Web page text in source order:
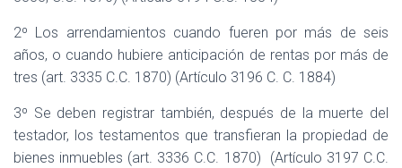
2º Los arrendamientos cuando fueren por más de seis
años, o cuando hubiere anticipación de rentas por más de
tres (art. 3335 C.C. 1870) (Artículo 3196 C. C. 1884)
3º Se deben registrar también, después de la muerte del
testador, los testamentos que transfieran la propiedad de
bienes inmuebles (art. 3336 C.C. 1870)
(Artículo 3197 C.C.